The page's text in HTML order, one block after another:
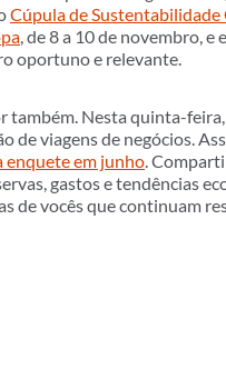
Cúpula de Sustentabilidade
, de 8 a 10 de novembro,
oportuno e relevante.
também. Nesta quinta-
de viagens de negócios.
enquete em junho.
gastos e tendências
de vocês que continuam